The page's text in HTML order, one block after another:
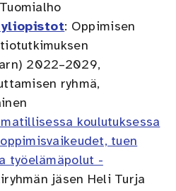
yliopistot: Oppimisen
2022–2029,
ryhmä,
koulutuksessa
tuen
työelämäpolut -
jäsen Heli Turja